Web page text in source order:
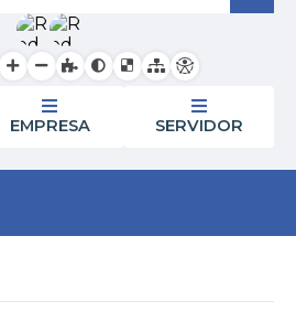
EMPRESA SERVIDOR